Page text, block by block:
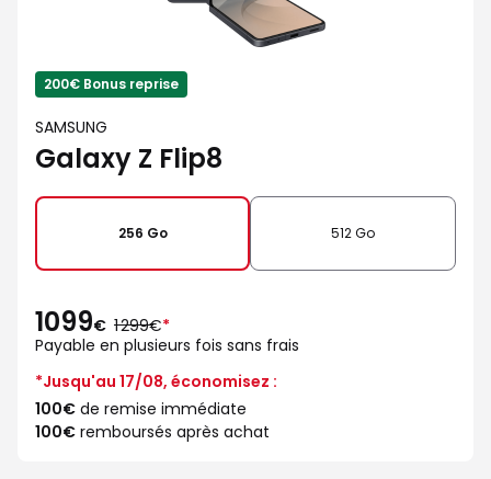
200€ Bonus reprise
SAMSUNG
Galaxy Z Flip8
256 Go 512 Go
1099€ au
lieu
de
1 299€*
Payable en plusieurs fois sans frais
*Jusqu'au 17/08, économisez :
100€ de remise immédiate
100€ remboursés après achat